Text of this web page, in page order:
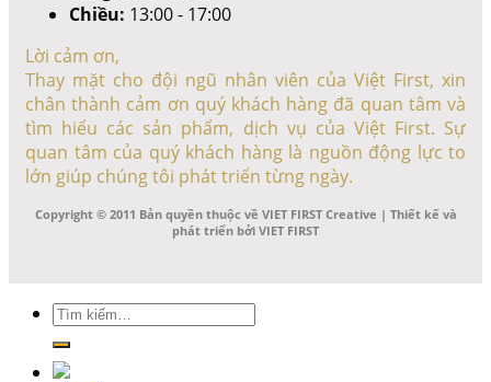
Chiều: 13:00 - 17:00
Lời cảm ơn,
Thay mặt cho đội ngũ nhân viên của Việt First, xin
chân thành cảm ơn quý khách hàng đã quan tâm và
tìm hiểu các sản phẩm, dịch vụ của Việt First. Sự
quan tâm của quý khách hàng là nguồn động lực to
lớn giúp chúng tôi phát triển từng ngày.
Copyright © 2011 Bản quyền thuộc về VIET FIRST Creative | Thiết kế và
phát triển bởi VIET FIRST
Tìm
kiếm: